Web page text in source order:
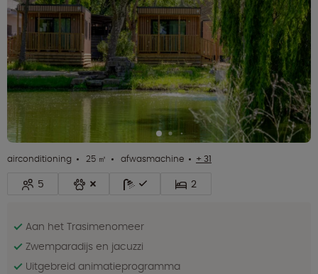
airconditioning 25 ㎡ afwasmachine + 31
5 2
Aan het Trasimenomeer
Zwemparadijs en jacuzzi
Uitgebreid animatieprogramma